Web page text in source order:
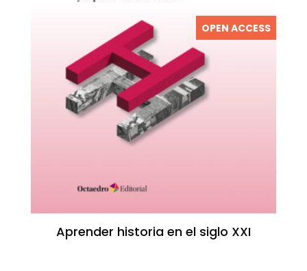
OPEN ACCESS
Aprender historia en el siglo XXI